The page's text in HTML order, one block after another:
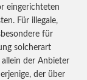
eingerichteten
Für illegale,
für
solcherart
der Anbieter
der über